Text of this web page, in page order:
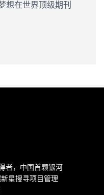
想在世界顶级期刊
者，中国首颗银河
星搜寻项目管理